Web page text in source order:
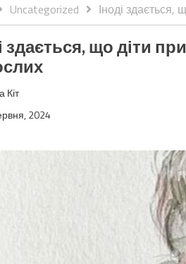
Uncategorized Іноді здається,
здається, що діти
Кіт
2024